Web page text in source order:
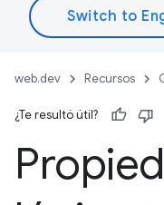
web.dev Recursos
¿Te resultó útil?